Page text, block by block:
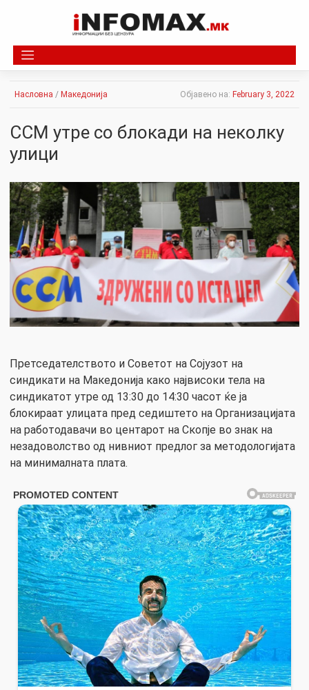
Насловна / Македонија Објавено на: February 3, 2022
ССМ утре со блокади на неколку
улици
Претседателството и Советот на Сојузот на
синдикати на Македонија како највисоки тела на
синдикатот утре од 13:30 до 14:30 часот ќе ја
блокираат улицата пред седиштето на Организацијата
на работодавачи во центарот на Скопје во знак на
незадоволство од нивниот предлог за методологијата
на минималната плата.